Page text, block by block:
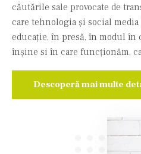
căutările sale provocate de
care tehnologia și social media
educație, în presă, în modul în
înșine si în care funcționăm,
Descoperă mai multe